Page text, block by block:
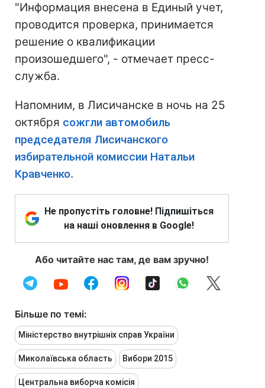
"Информация внесена в Единый учет,
проводится проверка, принимается
решение о квалификации
произошедшего", - отмечает пресс-
служба.
Напомним, в Лисичанске в ночь на 25
октября сожгли автомобиль
председателя Лисичанского
избирательной комиссии Натальи
Кравченко.
Не пропустіть головне! Підпишіться
на наші оновлення в Google!
Або читайте нас там, де вам зручно!
Більше по темі:
Міністерство внутрішніх справ України
Миколаївська область Вибори 2015
Центральна виборча комісія